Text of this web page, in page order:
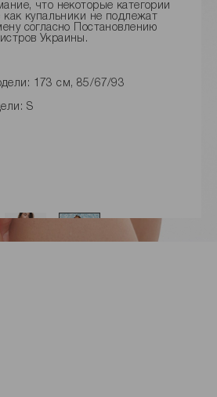
что некоторые категории
как купальники не подлежат
согласно Постановлению
Украины.
173 см, 85/67/93
S